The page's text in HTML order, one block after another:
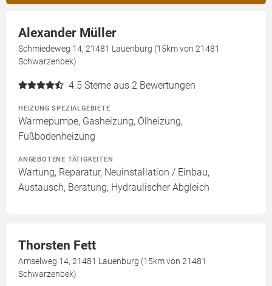
Alexander Müller
Schmiedeweg 14, 21481 Lauenburg (15km von 21481
Schwarzenbek)
4.5 Sterne aus 2 Bewertungen
HEIZUNG SPEZIALGEBIETE
Wärmepumpe, Gasheizung, Ölheizung,
Fußbodenheizung
ANGEBOTENE TÄTIGKEITEN
Wartung, Reparatur, Neuinstallation / Einbau,
Austausch, Beratung, Hydraulischer Abgleich
Thorsten Fett
Amselweg 14, 21481 Lauenburg (15km von 21481
Schwarzenbek)